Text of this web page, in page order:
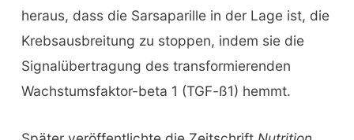
heraus, dass die Sarsaparille in der Lage ist, die
Krebsausbreitung zu stoppen, indem sie die
Signalübertragung des transformierenden
Wachstumsfaktor-beta 1 (TGF-ß1) hemmt.